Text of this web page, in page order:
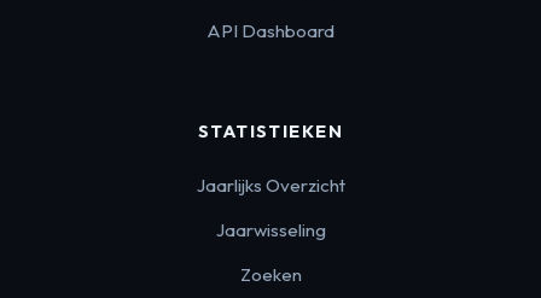
API Dashboard
STATISTIEKEN
Jaarlijks Overzicht
Jaarwisseling
Zoeken